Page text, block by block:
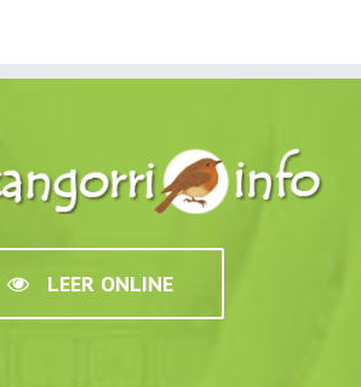
LEER ONLINE